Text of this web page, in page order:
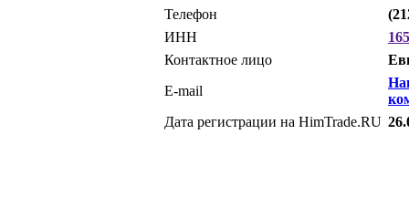
Телефон
ИНН
Контактное лицо
E-mail
Дата регистрации на HimTrade.RU